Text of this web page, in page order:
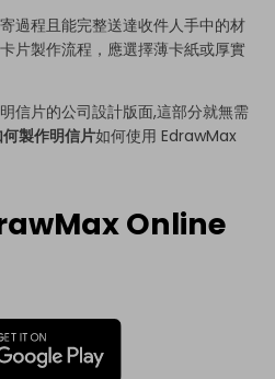
過程且能完整送達收件人手中的材
片製作流程，應選擇薄卡紙或厚實
信片的公司設計版面,這部分就無需
製作明信片如何使用 EdrawMax
Online